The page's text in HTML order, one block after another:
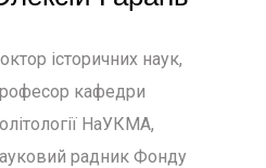
історичних наук,
кафедри
НаУКМА,
радник Фонду